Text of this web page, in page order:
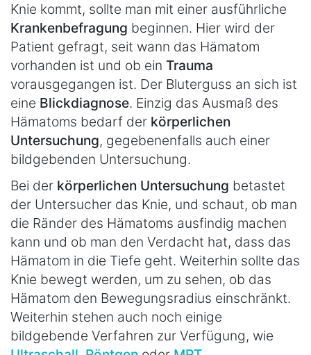
Knie kommt, sollte man mit einer ausführliche
Krankenbefragung beginnen. Hier wird der
Patient gefragt, seit wann das Hämatom
vorhanden ist und ob ein Trauma
vorausgegangen ist. Der Bluterguss an sich ist
eine Blickdiagnose. Einzig das Ausmaß des
Hämatoms bedarf der körperlichen
Untersuchung, gegebenenfalls auch einer
bildgebenden Untersuchung.
Bei der körperlichen Untersuchung betastet
der Untersucher das Knie, und schaut, ob man
die Ränder des Hämatoms ausfindig machen
kann und ob man den Verdacht hat, dass das
Hämatom in die Tiefe geht. Weiterhin sollte das
Knie bewegt werden, um zu sehen, ob das
Hämatom den Bewegungsradius einschränkt.
Weiterhin stehen auch noch einige
bildgebende Verfahren zur Verfügung, wie